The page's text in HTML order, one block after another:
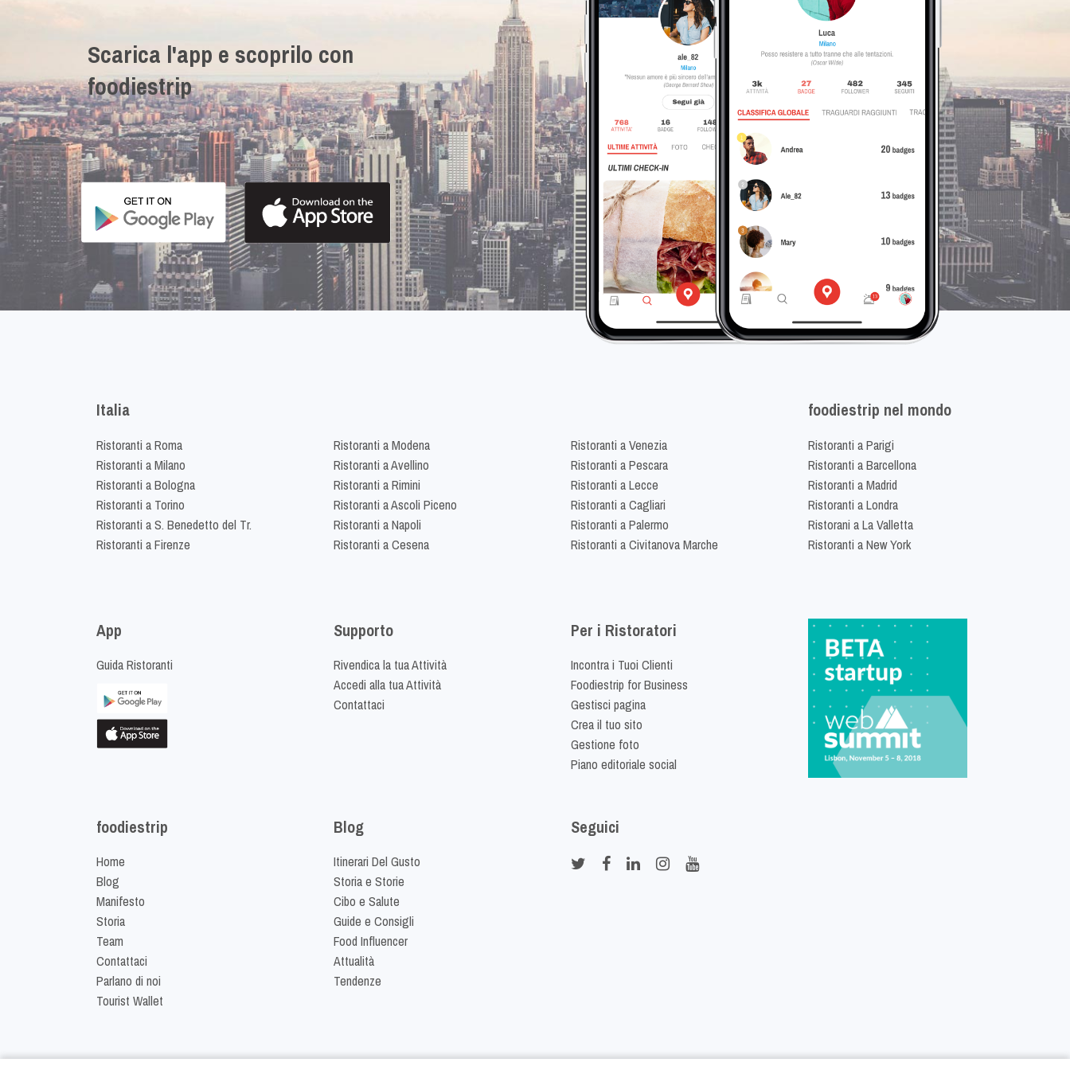
Scarica l'app e scoprilo con
foodiestrip
Italia
Ristoranti a Roma
Ristoranti a Milano
Ristoranti a Bologna
Ristoranti a Torino
Ristoranti a S. Benedetto del Tr.
Ristoranti a Firenze
Ristoranti a Modena
Ristoranti a Avellino
Ristoranti a Rimini
Ristoranti a Ascoli Piceno
Ristoranti a Napoli
Ristoranti a Cesena
Ristoranti a Venezia
Ristoranti a Pescara
Ristoranti a Lecce
Ristoranti a Cagliari
Ristoranti a Palermo
Ristoranti a Civitanova Marche
foodiestrip nel mondo
Ristoranti a Parigi
Ristoranti a Barcellona
Ristoranti a Madrid
Ristoranti a Londra
Ristorani a La Valletta
Ristoranti a New York
App
Guida Ristoranti
Supporto
Rivendica la tua Attività
Accedi alla tua Attività
Contattaci
Per i Ristoratori
Incontra i Tuoi Clienti
Foodiestrip for Business
Gestisci pagina
Crea il tuo sito
Gestione foto
Piano editoriale social
foodiestrip
Home
Blog
Manifesto
Storia
Team
Contattaci
Parlano di noi
Tourist Wallet
Blog
Itinerari Del Gusto
Storia e Storie
Cibo e Salute
Guide e Consigli
Food Influencer
Attualità
Tendenze
Seguici